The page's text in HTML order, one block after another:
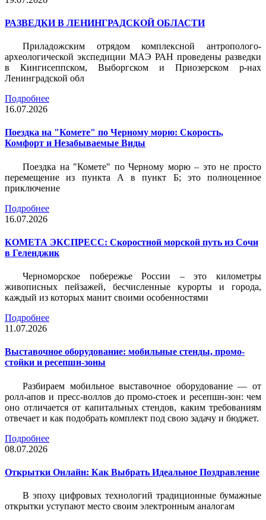
РАЗВЕДКИ В ЛЕНИНГРАДСКОЙ ОБЛАСТИ
Приладожским отрядом комплексной антрополого-
археологической экспедиции МАЭ РАН проведены разведки
в Кингисеппском, Выборгском и Приозерском р-нах
Ленинградской обл
Подробнее
16.07.2026
Поездка на "Комете" по Черному морю: Скорость,
Комфорт и Незабываемые Виды
Поездка на "Комете" по Черному морю – это не просто
перемещение из пункта А в пункт Б; это полноценное
приключение
Подробнее
16.07.2026
КОМЕТА ЭКСПРЕСС: Скоростной морской путь из Сочи
в Геленджик
Черноморское побережье России – это километры
живописных пейзажей, бесчисленные курорты и города,
каждый из которых манит своими особенностями
Подробнее
11.07.2026
Выставочное оборудование: мобильные стенды, промо-
стойки и ресепшн-зоны
Разбираем мобильное выставочное оборудование — от
ролл-апов и пресс-воллов до промо-стоек и ресепшн-зон: чем
оно отличается от капитальных стендов, каким требованиям
отвечает и как подобрать комплект под свою задачу и бюджет.
Подробнее
08.07.2026
Открытки Онлайн: Как Выбрать Идеальное Поздравление
В эпоху цифровых технологий традиционные бумажные
открытки уступают место своим электронным аналогам